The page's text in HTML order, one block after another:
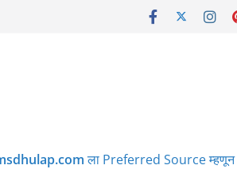
ला Preferred Source म्हणून